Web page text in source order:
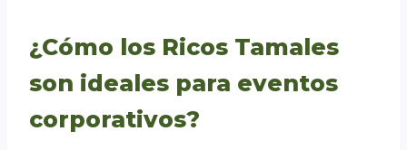
¿Cómo los Ricos Tamales
son ideales para eventos
corporativos?